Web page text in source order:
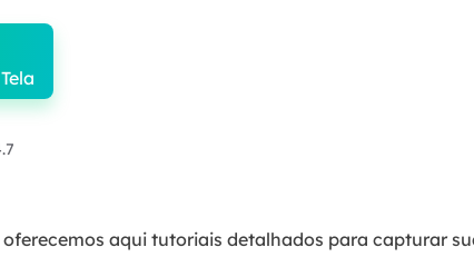
aqui tutoriais detalhados para capturar